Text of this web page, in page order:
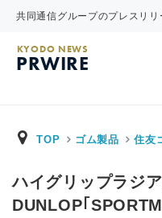
共同通信グループのプレスリ
KYODO NEWS
PRWIRE
TOP ゴム製品 住友
ハイグリップラジ
DUNLOP｢